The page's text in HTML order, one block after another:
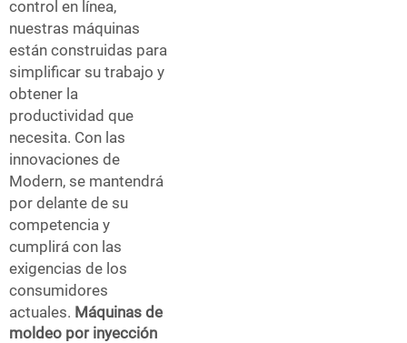
control en línea,
nuestras máquinas
están construidas para
simplificar su trabajo y
obtener la
productividad que
necesita. Con las
innovaciones de
Modern, se mantendrá
por delante de su
competencia y
cumplirá con las
exigencias de los
consumidores
actuales. Máquinas de
moldeo por inyección